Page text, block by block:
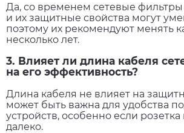
Да, со временем сетевые
и их защитные свойства могут
поэтому их рекомендуют менять
несколько лет.
3. Влияет ли длина кабеля
на его эффективность?
Длина кабеля не влияет на
может быть важна для удобства
устройств, особенно если розетка
далеко.